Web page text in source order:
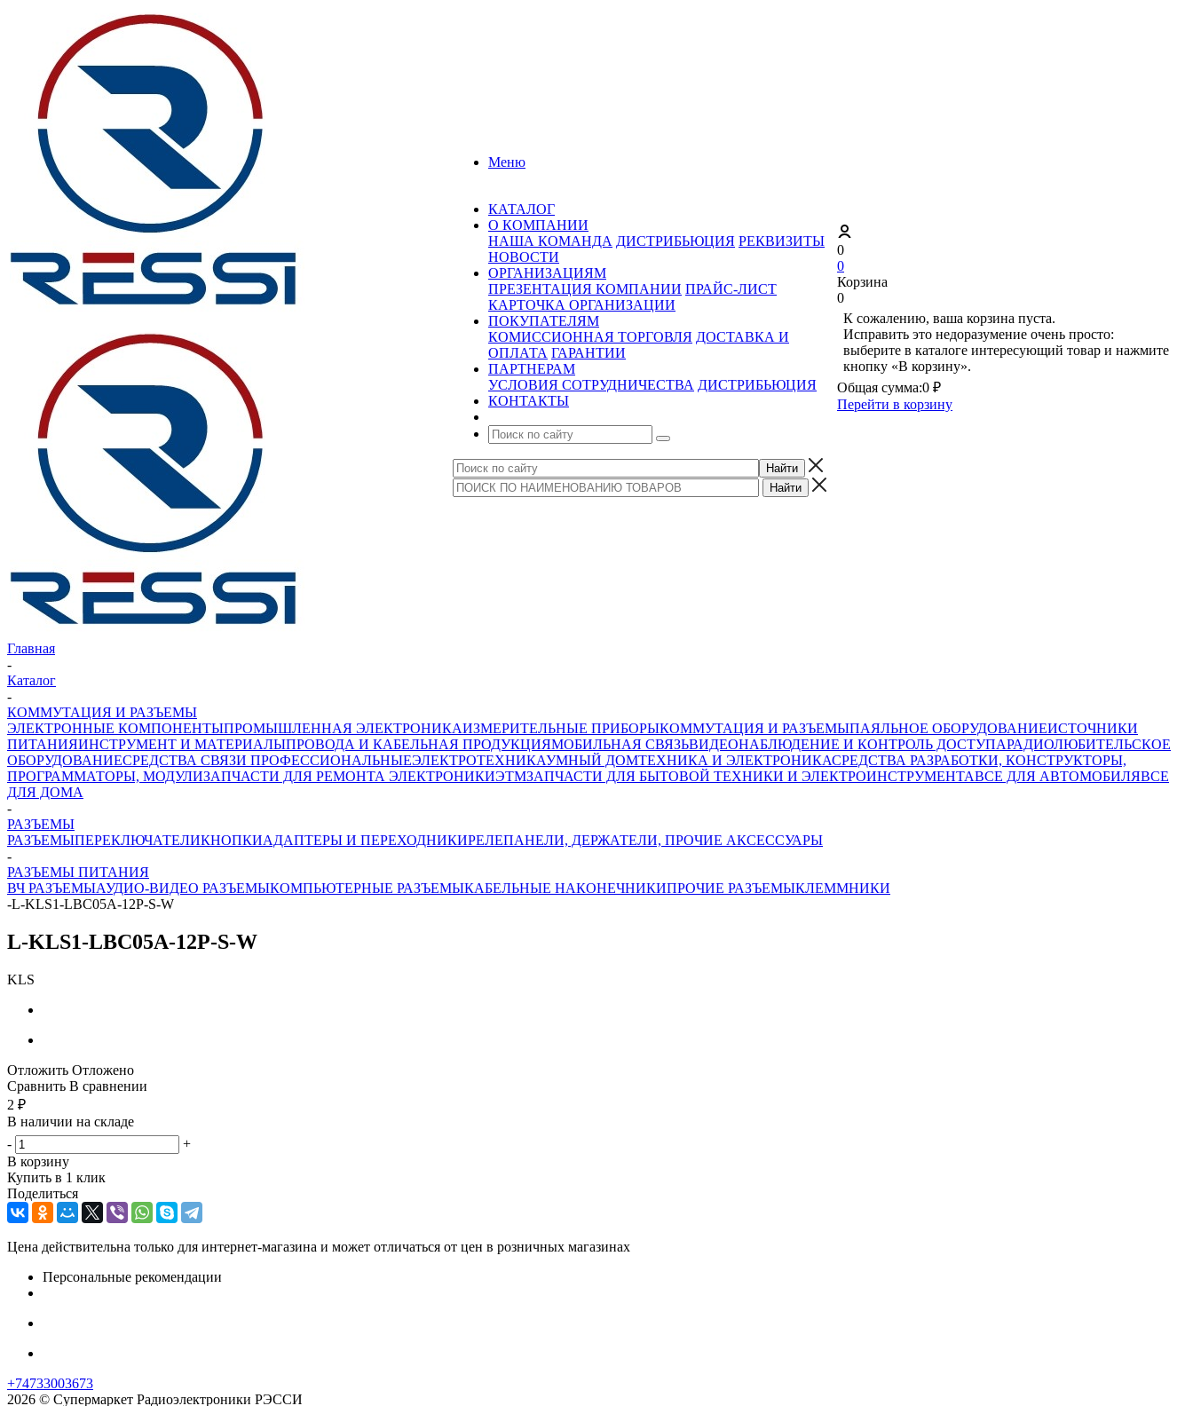
Меню
КАТАЛОГ
О КОМПАНИИ
НАША КОМАНДА ДИСТРИБЬЮЦИЯ РЕКВИЗИТЫ
НОВОСТИ
ОРГАНИЗАЦИЯМ
ПРЕЗЕНТАЦИЯ КОМПАНИИ ПРАЙС-ЛИСТ
КАРТОЧКА ОРГАНИЗАЦИИ
ПОКУПАТЕЛЯМ
КОМИССИОННАЯ ТОРГОВЛЯ ДОСТАВКА И
ОПЛАТА ГАРАНТИИ
ПАРТНЕРАМ
УСЛОВИЯ СОТРУДНИЧЕСТВА ДИСТРИБЬЮЦИЯ
КОНТАКТЫ
0
0
Корзина
0
К сожалению, ваша корзина пуста.
Исправить это недоразумение очень просто:
выберите в каталоге интересующий товар и нажмите
кнопку «В корзину».
Общая сумма:0 ₽
Перейти в корзину
Главная
-
Каталог
-
КОММУТАЦИЯ И РАЗЪЕМЫ
ЭЛЕКТРОННЫЕ КОМПОНЕНТЫПРОМЫШЛЕННАЯ ЭЛЕКТРОНИКАИЗМЕРИТЕЛЬНЫЕ ПРИБОРЫКОММУТАЦИЯ И РАЗЪЕМЫПАЯЛЬНОЕ ОБОРУДОВАНИЕИСТОЧНИКИ
ПИТАНИЯИНСТРУМЕНТ И МАТЕРИАЛЫПРОВОДА И КАБЕЛЬНАЯ ПРОДУКЦИЯМОБИЛЬНАЯ СВЯЗЬВИДЕОНАБЛЮДЕНИЕ И КОНТРОЛЬ ДОСТУПАРАДИОЛЮБИТЕЛЬСКОЕ
ОБОРУДОВАНИЕСРЕДСТВА СВЯЗИ ПРОФЕССИОНАЛЬНЫЕЭЛЕКТРОТЕХНИКАУМНЫЙ ДОМТЕХНИКА И ЭЛЕКТРОНИКАСРЕДСТВА РАЗРАБОТКИ, КОНСТРУКТОРЫ,
ПРОГРАММАТОРЫ, МОДУЛИЗАПЧАСТИ ДЛЯ РЕМОНТА ЭЛЕКТРОНИКИЭТМЗАПЧАСТИ ДЛЯ БЫТОВОЙ ТЕХНИКИ И ЭЛЕКТРОИНСТРУМЕНТАВСЕ ДЛЯ АВТОМОБИЛЯВСЕ
ДЛЯ ДОМА
-
РАЗЪЕМЫ
РАЗЪЕМЫПЕРЕКЛЮЧАТЕЛИКНОПКИАДАПТЕРЫ И ПЕРЕХОДНИКИРЕЛЕПАНЕЛИ, ДЕРЖАТЕЛИ, ПРОЧИЕ АКСЕССУАРЫ
-
РАЗЪЕМЫ ПИТАНИЯ
ВЧ РАЗЪЕМЫАУДИО-ВИДЕО РАЗЪЕМЫКОМПЬЮТЕРНЫЕ РАЗЪЕМЫКАБЕЛЬНЫЕ НАКОНЕЧНИКИПРОЧИЕ РАЗЪЕМЫКЛЕММНИКИ
-L-KLS1-LBC05A-12P-S-W
L-KLS1-LBC05A-12P-S-W
KLS
Отложить Отложено
Сравнить В сравнении
2 ₽
В наличии на складе
-
+
В корзину
Купить в 1 клик
Поделиться
Цена действительна только для интернет-магазина и может отличаться от цен в розничных магазинах
Персональные рекомендации
+74733003673
2026 © Супермаркет Радиоэлектроники РЭССИ